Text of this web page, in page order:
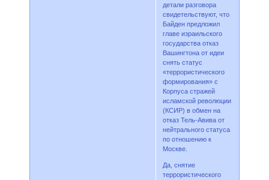
детали разговора
свидетельствуют, что
Байден предложил
главе израильского
государства отказ
Вашингтона от идеи
снять статус
«террористического
формирования» с
Корпуса стражей
исламской революции
(КСИР) в обмен на
отказ Тель-Авива от
нейтрального статуса
по отношению к
Москве.
Да, снятие
террористического